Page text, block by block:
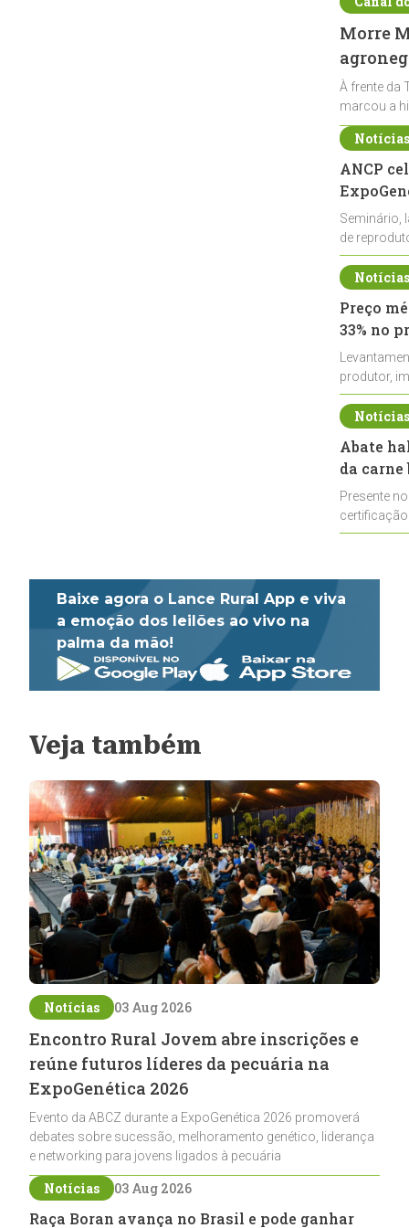
Morre
À frente da
marcou a
ANCP
Seminário,
de
durante a
Preço
33% no
produtor,
de leite cru
Abate
da
Presente
Baixe agora o Lance Rural App e viva
a emoção dos leilões ao vivo na
palma da mão!
Veja também
Notícias 03 Aug 2026
Encontro Rural Jovem abre inscrições e
reúne futuros líderes da pecuária na
ExpoGenética 2026
Evento da ABCZ durante a ExpoGenética 2026 promoverá
debates sobre sucessão, melhoramento genético, liderança
e networking para jovens ligados à pecuária
Notícias 03 Aug 2026
Raça Boran avança no Brasil e pode ganhar